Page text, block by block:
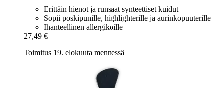
Erittäin hienot ja runsaat synteettiset kuidut
Sopii poskipunille, highlighterille ja aurinkopuuterille
Ihanteellinen allergikoille
27,49 €
Toimitus 19. elokuuta mennessä